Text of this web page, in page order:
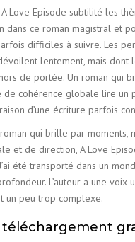
A Love Episode subtilité les
dans ce roman magistral et
difficiles à suivre. Les
lentement, mais dont
de portée. Un roman qui
de cohérence globale lire un
d’une écriture parfois
qui brille par moments,
et de direction, A Love
été transporté dans un
L’auteur a une voix
un peu trop complexe.
téléchargement